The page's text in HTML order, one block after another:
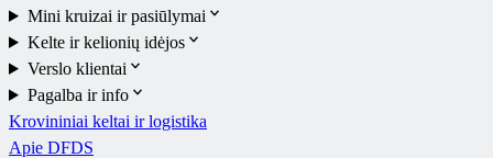
Mini kruizai ir pasiūlymai
Kelte ir kelionių idėjos
Verslo klientai
Pagalba ir info
Krovininiai keltai ir logistika
Apie DFDS